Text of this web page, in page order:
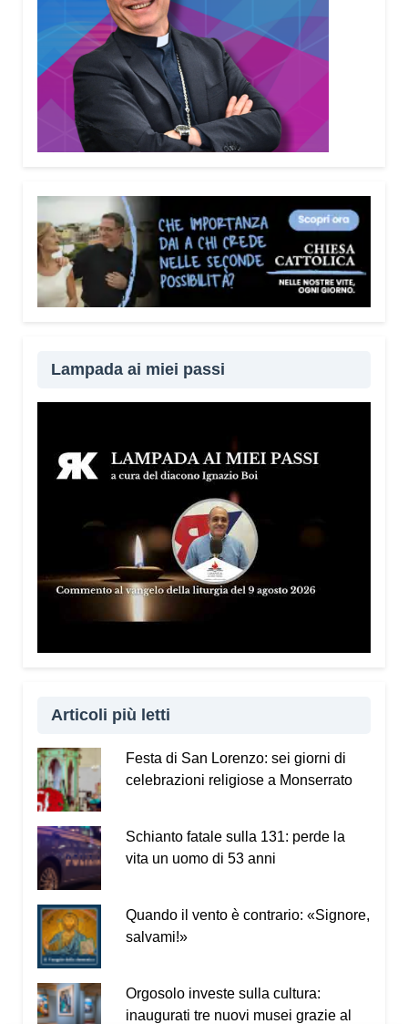
Lampada ai miei passi
Articoli più letti
Festa di San Lorenzo: sei giorni di
celebrazioni religiose a Monserrato
Schianto fatale sulla 131: perde la
vita un uomo di 53 anni
Quando il vento è contrario: «Signore,
salvami!»
Orgosolo investe sulla cultura:
inaugurati tre nuovi musei grazie al